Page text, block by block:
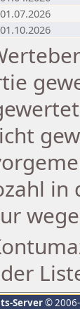
Server©